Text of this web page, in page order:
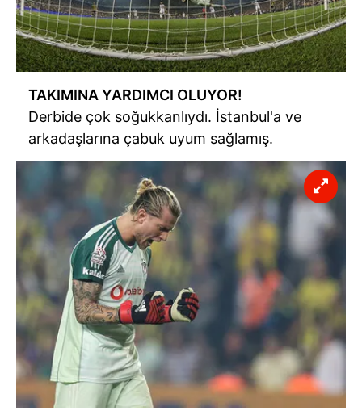
TAKIMINA YARDIMCI OLUYOR!
Derbide çok soğukkanlıydı. İstanbul'a ve
arkadaşlarına çabuk uyum sağlamış.